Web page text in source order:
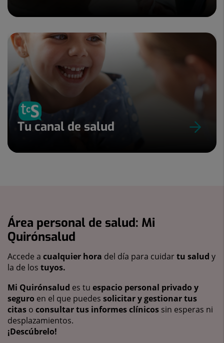
Tu canal de salud
Área personal de salud: Mi
Quirónsalud
Accede a cualquier hora del día para cuidartu salud y
la de los tuyos.
Mi Quirónsalud es tu espacio personal privado y
seguro en el que puedes solicitar y gestionar tus
citas o consultar tus informes clínicos sin esperas ni
desplazamientos.
¡Descúbrelo!